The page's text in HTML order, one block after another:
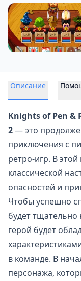
Описание
Knights of Pen &
2— это
приключения с
ретро-игр. В
классической
опасностей и
Чтобы успешно
будет тщательно
герой будет
в команде. В
персонажа,